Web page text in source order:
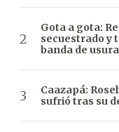
Gota a gota:
secuestrado y
banda de usura
Caazapá:
sufrió tras su